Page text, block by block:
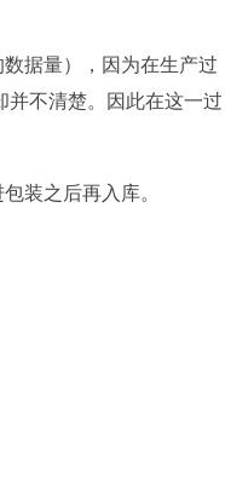
据量），因为在生产过
不清楚。因此在这一过
装之后再入库。